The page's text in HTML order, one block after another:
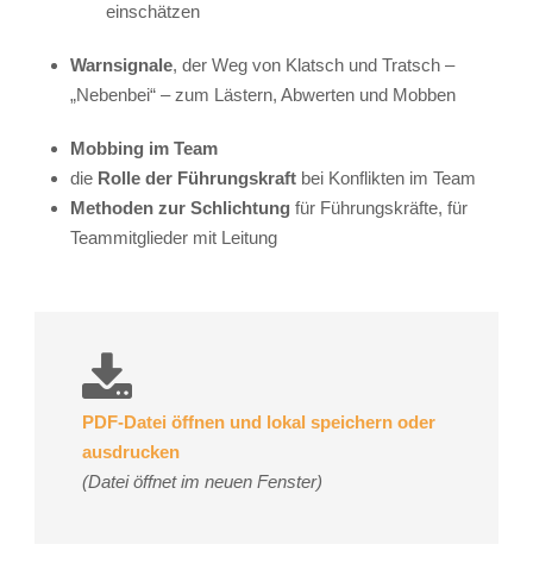
einschätzen
Warnsignale, der Weg von Klatsch und Tratsch –
„Nebenbei“ – zum Lästern, Abwerten und Mobben
Mobbing im Team
die Rolle der Führungskraft bei Konflikten im Team
Methoden zur Schlichtung für Führungskräfte, für
Teammitglieder mit Leitung
PDF-Datei öffnen und lokal speichern oder
ausdrucken
(Datei öffnet im neuen Fenster)